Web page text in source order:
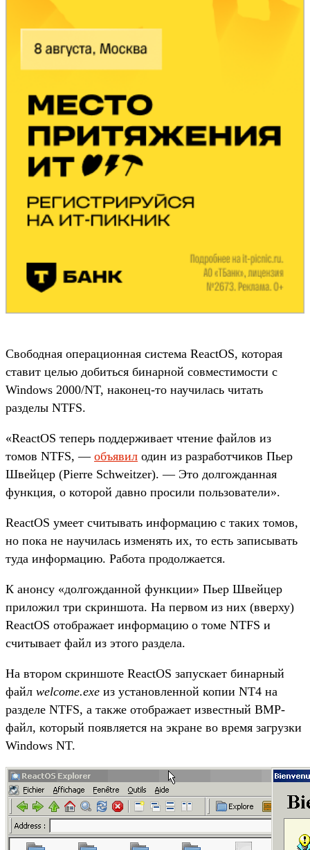
Свободная операционная система ReactOS, которая
ставит целью добиться бинарной совместимости с
Windows 2000/NT, наконец-то научилась читать
разделы NTFS.
«ReactOS теперь поддерживает чтение файлов из
томов NTFS, — объявил один из разработчиков Пьер
Швейцер (Pierre Schweitzer). — Это долгожданная
функция, о которой давно просили пользователи».
ReactOS умеет считывать информацию с таких томов,
но пока не научилась изменять их, то есть записывать
туда информацию. Работа продолжается.
К анонсу «долгожданной функции» Пьер Швейцер
приложил три скриншота. На первом из них (вверху)
ReactOS отображает информацию о томе NTFS и
считывает файл из этого раздела.
На втором скриншоте ReactOS запускает бинарный
файл welcome.exe из установленной копии NT4 на
разделе NTFS, а также отображает известный BMP-
файл, который появляется на экране во время загрузки
Windows NT.